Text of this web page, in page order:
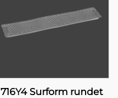
716Y4 Surform rundet